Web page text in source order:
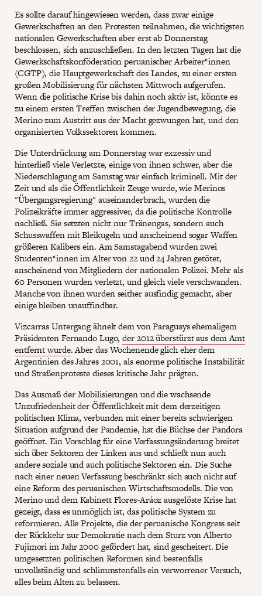
Es sollte darauf hingewiesen werden, dass zwar einige
Gewerkschaften an den Protesten teilnahmen, die wichtigsten
nationalen Gewerkschaften aber erst ab Donnerstag
beschlossen, sich anzuschließen. In den letzten Tagen hat die
Gewerkschaftskonföderation peruanischer Arbeiter*innen
(CGTP), die Hauptgewerkschaft des Landes, zu einer ersten
großen Mobilisierung für nächsten Mittwoch aufgerufen.
Wenn die politische Krise bis dahin noch aktiv ist, könnte es
zu einem ersten Treffen zwischen der Jugendbewegung, die
Merino zum Austritt aus der Macht gezwungen hat, und den
organisierten Volkssektoren kommen.
Die Unterdrückung am Donnerstag war exzessiv und
hinterließ viele Verletzte, einige von ihnen schwer, aber die
Niederschlagung am Samstag war einfach kriminell. Mit der
Zeit und als die Öffentlichkeit Zeuge wurde, wie Merinos
"Übergangsregierung" auseinanderbrach, wurden die
Polizeikräfte immer aggressiver, da die politische Kontrolle
nachließ. Sie setzten nicht nur Tränengas, sondern auch
Schusswaffen mit Bleikugeln und anscheinend sogar Waffen
größeren Kalibers ein. Am Samstagabend wurden zwei
Studenten*innen im Alter von 22 und 24 Jahren getötet,
anscheinend von Mitgliedern der nationalen Polizei. Mehr als
60 Personen wurden verletzt, und gleich viele verschwanden.
Manche von ihnen wurden seither ausfindig gemacht, aber
einige bleiben unauffindbar.
Vizcarras Untergang ähnelt dem von Paraguays ehemaligem
Präsidenten Fernando Lugo,der 2012 überstürzt aus dem Amt
entfernt wurde. Aber das Wochenende glich eher dem
Argentinien des Jahres 2001, als enorme politische Instabilität
und Straßenproteste dieses kritische Jahr prägten.
Das Ausmaß der Mobilisierungen und die wachsende
Unzufriedenheit der Öffentlichkeit mit dem derzeitigen
politischen Klima, verbunden mit einer bereits schwierigen
Situation aufgrund der Pandemie, hat die Büchse der Pandora
geöffnet. Ein Vorschlag für eine Verfassungsänderung breitet
sich über Sektoren der Linken aus und schließt nun auch
andere soziale und auch politische Sektoren ein. Die Suche
nach einer neuen Verfassung beschränkt sich auch nicht auf
eine Reform des peruanischen Wirtschaftsmodells. Die von
Merino und dem Kabinett Flores-Aráoz ausgelöste Krise hat
gezeigt, dass es unmöglich ist, das politische System zu
reformieren. Alle Projekte, die der peruanische Kongress seit
der Rückkehr zur Demokratie nach dem Sturz von Alberto
Fujimori im Jahr 2000 gefördert hat, sind gescheitert. Die
umgesetzten politischen Reformen sind bestenfalls
unvollständig und schlimmstenfalls ein verworrener Versuch,
alles beim Alten zu belassen.